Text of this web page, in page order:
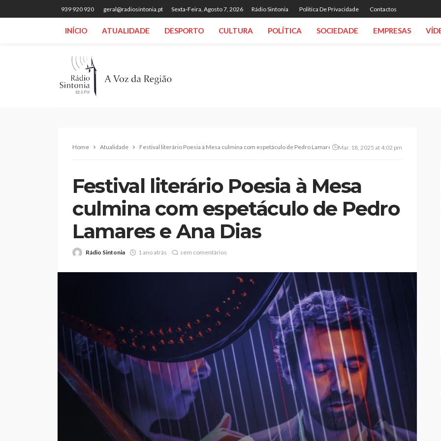
939 920 920 geral@radiosintonia.pt Sexta-Feira, Agosto 7, 2026 Rádio Sintonia Politica De Privacidade Contactos
INÍCIO ATUALIDADE DESPORTO CULTURA POLÍTICA SOCIEDADE EMPRESAS
Home Atualidade Festival literário Poesia à Mesa culmina com espetáculo de Pedro Lamares e Ana DiasMar. 18, 2025 at 4:02 pm
Festival literário Poesia à Mesa
culmina com espetáculo de Pedro
Lamares e Ana Dias
Rádio Sintonia 1 ano atrás sem comentários
Feirense recebe Felgueiras
no Centro de Treinos do FC
Porto devido a problemas
no relvado do Marcolino
Castro
Rádio Sintonia 2 dias atrás
Abner González foi o
melhor da Feirense-
Beeceler na primeira etapa
da Volta a Portugal
Rádio Sintonia 8 horas atrás